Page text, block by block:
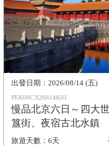
PEK06CX26814K01
慢品北京六日～四大
簋街、夜宿古北水鎮
6天
2026/08/14 (五)